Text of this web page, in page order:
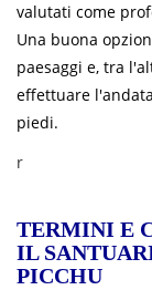
valutati come
Una buona
paesaggi e, tra
effettuare
piedi.
r
TERMINI E
IL
PICCHU